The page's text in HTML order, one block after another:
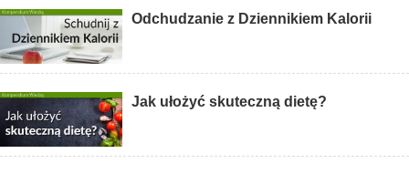
Odchudzanie z Dziennikiem Kalorii
Jak ułożyć skuteczną dietę?